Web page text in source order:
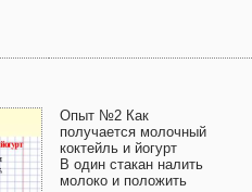
Опыт №2 Как
получается молочный
коктейль и йогурт
В один стакан налить
молоко и положить